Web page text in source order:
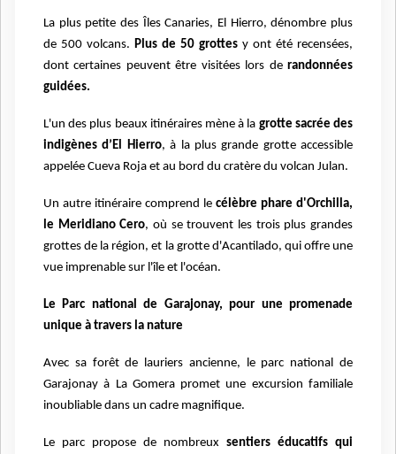
La plus petite des Îles Canaries, El Hierro, dénombre plus
de 500 volcans. Plus de 50 grottes y ont été recensées,
dont certaines peuvent être visitées lors de randonnées
guidées.
L'un des plus beaux itinéraires mène à la grotte sacrée des
indigènes d’El Hierro, à la plus grande grotte accessible
appelée Cueva Roja et au bord du cratère du volcan Julan.
Un autre itinéraire comprend le célèbre phare d'Orchilla,
le Meridiano Cero, où se trouvent les trois plus grandes
grottes de la région, et la grotte d'Acantilado, qui offre une
vue imprenable sur l'île et l'océan.
Le Parc national de Garajonay, pour une promenade
unique à travers la nature
Avec sa forêt de lauriers ancienne, le parc national de
Garajonay à La Gomera promet une excursion familiale
inoubliable dans un cadre magnifique.
Le parc propose de nombreux sentiers éducatifs qui